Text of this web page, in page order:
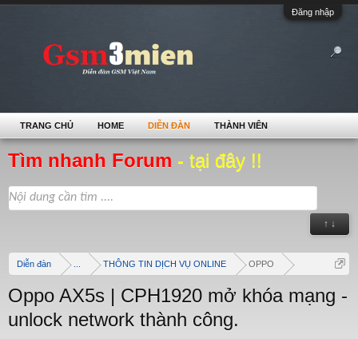
Đăng nhập
Tìm nhanh Forum - tại đây !!
↑ ↓
Diễn đàn THÔNG TIN DỊCH VỤ ONLINE OPPO
Oppo AX5s | CPH1920 mở khóa mạng -
unlock network thành công.
TRANG CHỦ HOME DIỄN ĐÀN THÀNH VIÊN